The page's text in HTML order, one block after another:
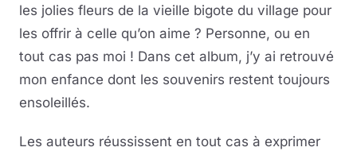
les jolies fleurs de la vieille bigote du village pour
les offrir à celle qu’on aime ? Personne, ou en
tout cas pas moi ! Dans cet album, j’y ai retrouvé
mon enfance dont les souvenirs restent toujours
ensoleillés.
Les auteurs réussissent en tout cas à exprimer